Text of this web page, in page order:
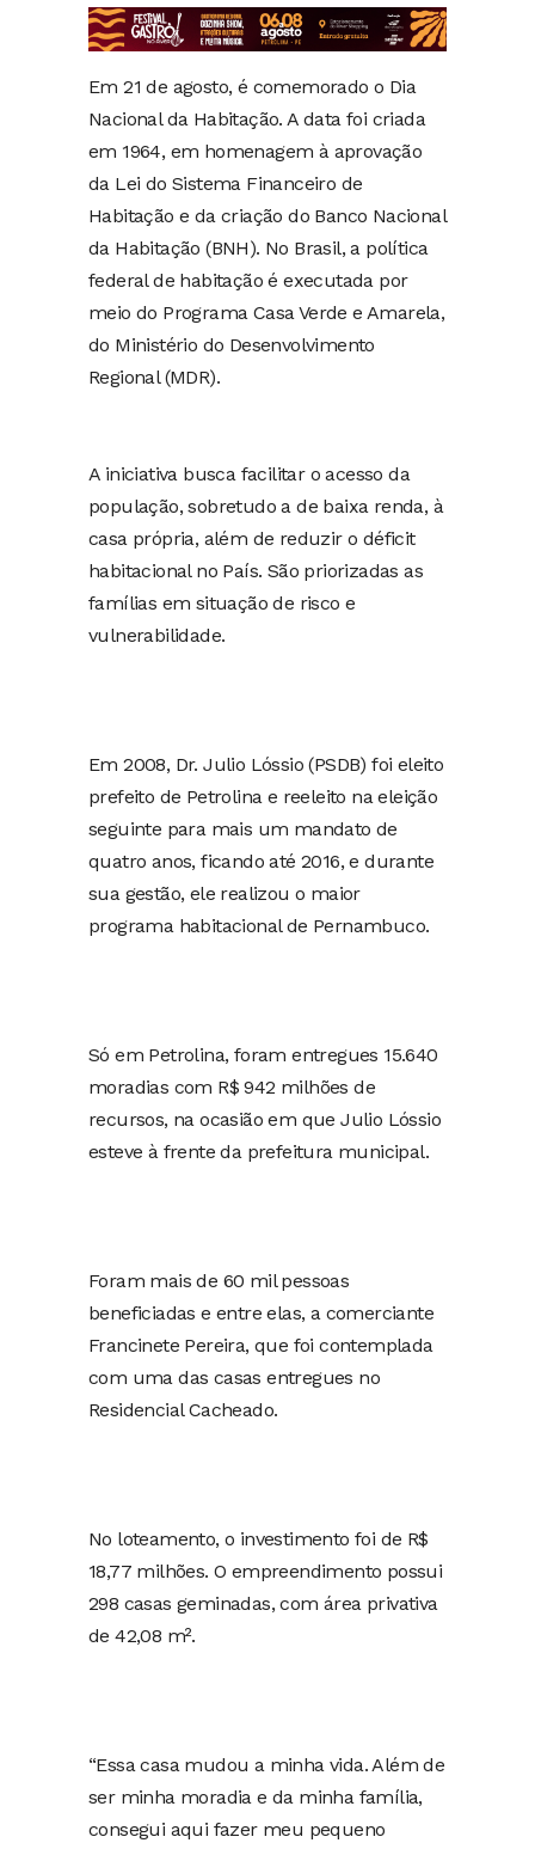
Em 21 de agosto, é comemorado o Dia
Nacional da Habitação. A data foi criada
em 1964, em homenagem à aprovação
da Lei do Sistema Financeiro de
Habitação e da criação do Banco Nacional
da Habitação (BNH). No Brasil, a política
federal de habitação é executada por
meio do Programa Casa Verde e Amarela,
do Ministério do Desenvolvimento
Regional (MDR).
A iniciativa busca facilitar o acesso da
população, sobretudo a de baixa renda, à
casa própria, além de reduzir o déficit
habitacional no País. São priorizadas as
famílias em situação de risco e
vulnerabilidade.
Em 2008, Dr. Julio Lóssio (PSDB) foi eleito
prefeito de Petrolina e reeleito na eleição
seguinte para mais um mandato de
quatro anos, ficando até 2016, e durante
sua gestão, ele realizou o maior
programa habitacional de Pernambuco.
Só em Petrolina, foram entregues 15.640
moradias com R$ 942 milhões de
recursos, na ocasião em que Julio Lóssio
esteve à frente da prefeitura municipal.
Foram mais de 60 mil pessoas
beneficiadas e entre elas, a comerciante
Francinete Pereira, que foi contemplada
com uma das casas entregues no
Residencial Cacheado.
No loteamento, o investimento foi de R$
18,77 milhões. O empreendimento possui
298 casas geminadas, com área privativa
de 42,08 m².
“Essa casa mudou a minha vida. Além de
ser minha moradia e da minha família,
consegui aqui fazer meu pequeno